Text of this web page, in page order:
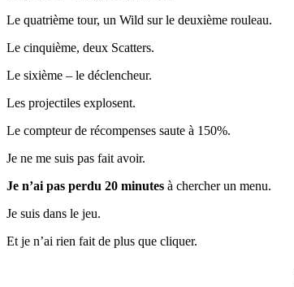
Le quatrième tour, un Wild sur le deuxième rouleau.
Le cinquième, deux Scatters.
Le sixième – le déclencheur.
Les projectiles explosent.
Le compteur de récompenses saute à 150%.
Je ne me suis pas fait avoir.
Je n’ai pas perdu 20 minutes à chercher un menu.
Je suis dans le jeu.
Et je n’ai rien fait de plus que cliquer.